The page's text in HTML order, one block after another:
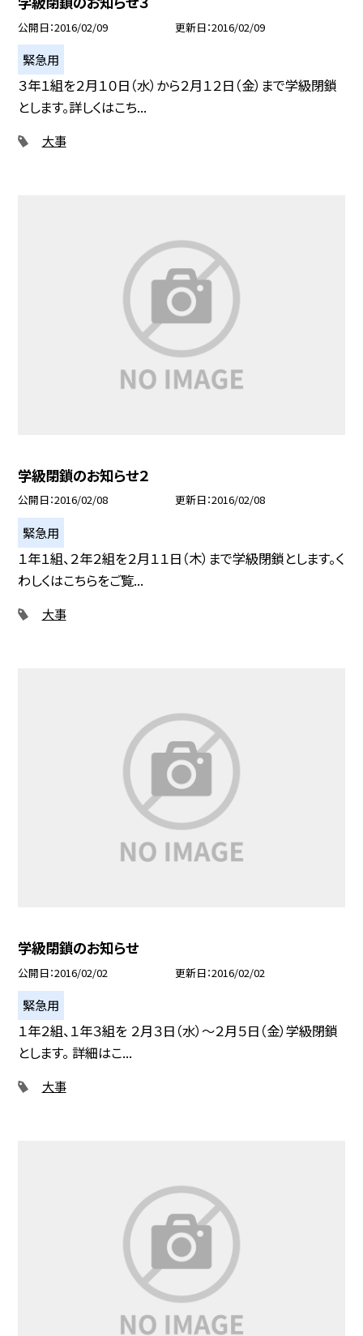
公開日 2016/02/09 更新日 2016/02/09
緊急用
３年１組を２月１０日（水）から２月１２日（金）まで学級閉鎖
とします。詳しくはこち...
大事
学級閉鎖のお知らせ２
公開日 2016/02/08 更新日 2016/02/08
緊急用
１年１組、２年２組を２月１１日（木）まで学級閉鎖とします。く
わしくはこちらをご覧...
大事
学級閉鎖のお知らせ
公開日 2016/02/02 更新日 2016/02/02
緊急用
１年２組、１年３組を ２月３日（水）〜２月５日（金）学級閉鎖
とします。 詳細はこ...
大事